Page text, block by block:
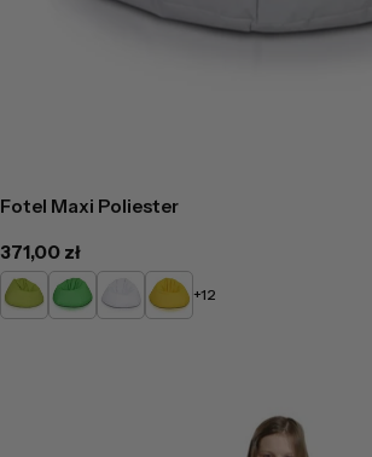
Fotel Maxi Poliester
Cena
regularna
371,00 zł
Limonkowy
Zielony Biały Żółty +12